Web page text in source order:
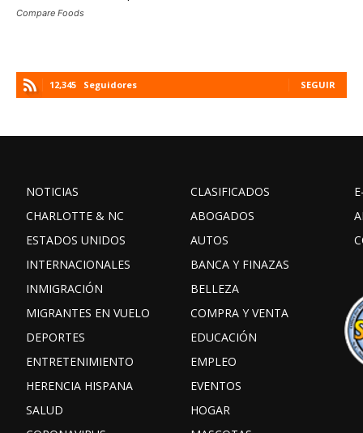
Compare Foods
12,345 Seguidores SEGUIR
NOTICIAS
CHARLOTTE & NC
ESTADOS UNIDOS
INTERNACIONALES
INMIGRACIÓN
MIGRANTES EN VUELO
DEPORTES
ENTRETENIMIENTO
HERENCIA HISPANA
SALUD
CLASIFICADOS
ABOGADOS
AUTOS
BANCA Y FINAZAS
BELLEZA
COMPRA Y VENTA
EDUCACIÓN
EMPLEO
EVENTOS
HOGAR